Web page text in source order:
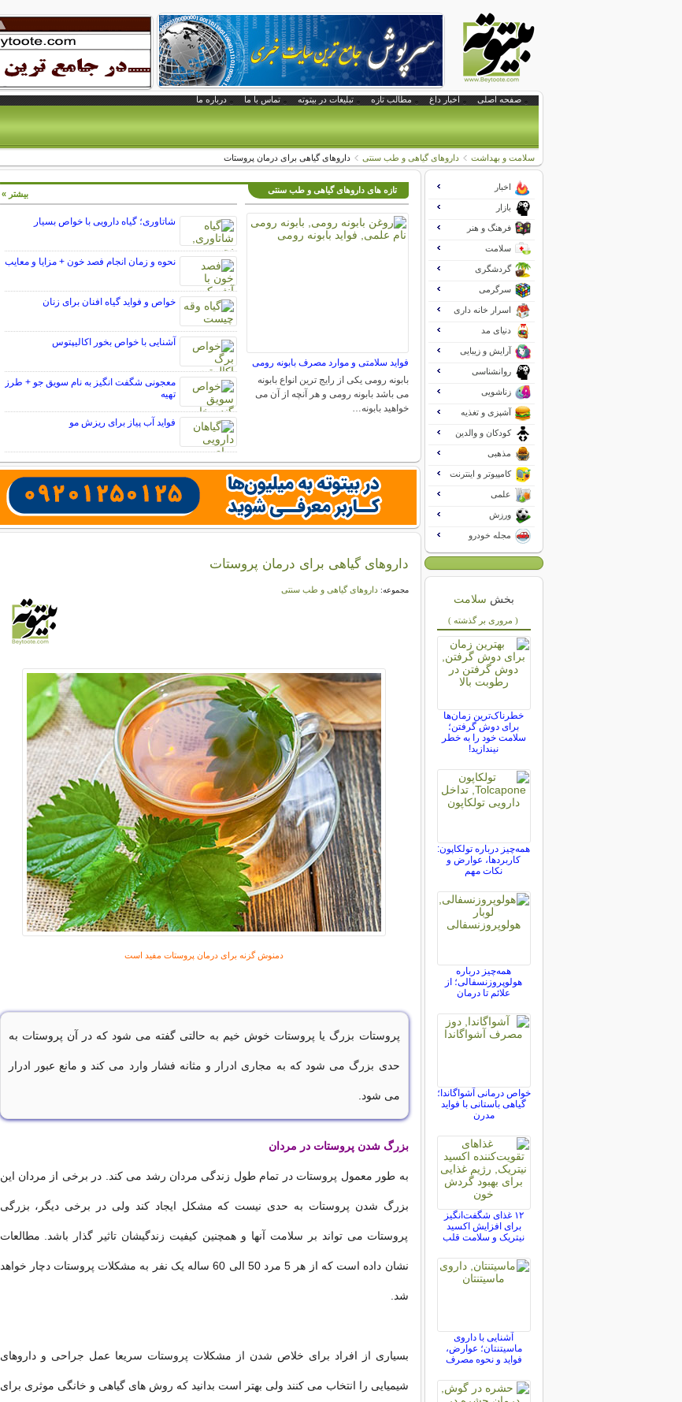
صفحه اصلی اخبار داغ مطالب تازه تبلیغات در بیتوته تماس با ما درباره ما
سلامت و بهداشت داروهای گیاهی و طب سنتی داروهای گیاهی برای درمان پروستات
تازه های داروهای گیاهی و طب سنتی
فواید سلامتی و موارد مصرف بابونه رومی
بابونه رومی یکی از رایج ترین انواع بابونه
می باشد بابونه رومی و هر آنچه از آن می
خواهید بابونه…
شاتاوری؛ گیاه دارویی با خواص بسیار
نحوه و زمان انجام فصد خون + مزایا و معایب
خواص و فواید گیاه افنان برای زنان
آشنایی با خواص بخور اکالیپتوس
معجونی شگفت انگیز به نام سویق جو + طرز
تهیه
فواید آب پیاز برای ریزش مو
بیشتر »
داروهای گیاهی برای درمان پروستات
مجموعه:داروهای گیاهی و طب سنتی
دمنوش گزنه برای درمان پروستات مفید است
پروستات بزرگ یا پروستات خوش خیم به حالتی گفته می شود که در آن پروستات به
حدی بزرگ می شود که به مجاری ادرار و مثانه فشار وارد می کند و مانع عبور ادرار
می شود.
بزرگ شدن پروستات در مردان
به طور معمول پروستات در تمام طول زندگی مردان رشد می کند. در برخی از مردان این
بزرگ شدن پروستات به حدی نیست که مشکل ایجاد کند ولی در برخی دیگر، بزرگی
پروستات می تواند بر سلامت آنها و همچنین کیفیت زندگیشان تاثیر گذار باشد. مطالعات
نشان داده است که از هر 5 مرد 50 الی 60 ساله یک نفر به مشکلات پروستات دچار خواهد
شد.
بسیاری از افراد برای خلاص شدن از مشکلات پروستات سریعا عمل جراحی و داروهای
شیمیایی را انتخاب می کنند ولی بهتر است بدانید که روش های گیاهی و خانگی موثری برای
اخبار
بازار
فرهنگ و هنر
سلامت
گردشگری
سرگرمی
اسرار خانه داری
دنیای مد
آرایش و زیبایی
روانشناسی
زناشویی
آشپزی و تغذیه
کودکان و والدین
مذهبی
کامپیوتر و اینترنت
علمی
ورزش
مجله خودرو
بخش سلامت
( مروری بر گذشته )
خطرناک‌ترین زمان‌ها
برای دوش گرفتن؛
سلامت خود را به خطر
نیندازید!
همه‌چیز درباره تولکاپون:
کاربردها، عوارض و
نکات مهم
همه‌چیز درباره
هولوپروزنسفالی؛ از
علائم تا درمان
خواص درمانی آشواگاندا؛
گیاهی باستانی با فواید
مدرن
۱۲ غذای شگفت‌انگیز
برای افزایش اکسید
نیتریک و سلامت قلب
آشنایی با داروی
ماسیتنتان؛ عوارض،
فواید و نحوه مصرف